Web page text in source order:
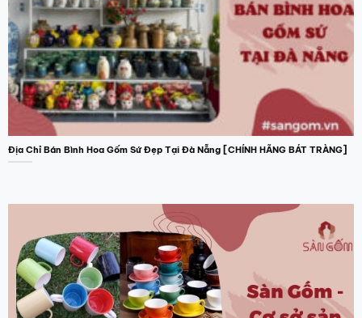
Địa Chỉ Bán Bình Hoa Gốm Sứ Đẹp Tại Đà Nẵng [CHÍNH HÃNG BÁT TRÀNG]